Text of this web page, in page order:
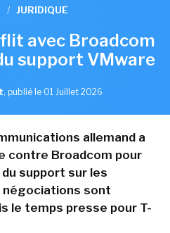
/ JURIDIQUE
avec Broadcom
support VMware
, publié le 01 Juillet 2026
allemand a
contre Broadcom pour
support sur les
négociations sont
le temps presse pour T-